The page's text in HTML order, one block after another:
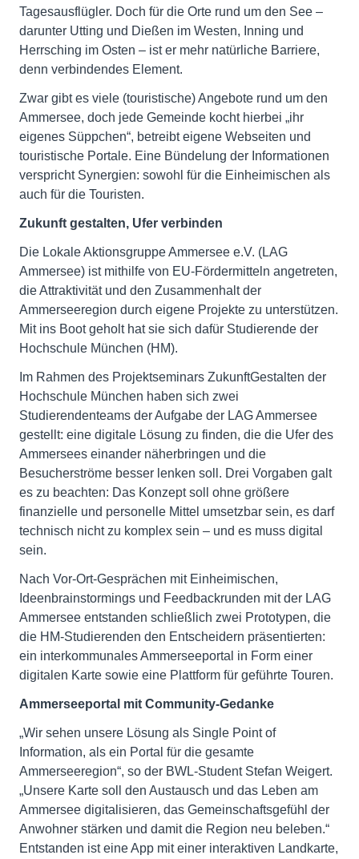
Tagesausflügler. Doch für die Orte rund um den See –
darunter Utting und Dießen im Westen, Inning und
Herrsching im Osten – ist er mehr natürliche Barriere,
denn verbindendes Element.
Zwar gibt es viele (touristische) Angebote rund um den
Ammersee, doch jede Gemeinde kocht hierbei „ihr
eigenes Süppchen“, betreibt eigene Webseiten und
touristische Portale. Eine Bündelung der Informationen
verspricht Synergien: sowohl für die Einheimischen als
auch für die Touristen.
Zukunft gestalten, Ufer verbinden
Die Lokale Aktionsgruppe Ammersee e.V. (LAG
Ammersee) ist mithilfe von EU-Fördermitteln angetreten,
die Attraktivität und den Zusammenhalt der
Ammerseeregion durch eigene Projekte zu unterstützen.
Mit ins Boot geholt hat sie sich dafür Studierende der
Hochschule München (HM).
Im Rahmen des Projektseminars ZukunftGestalten der
Hochschule München haben sich zwei
Studierendenteams der Aufgabe der LAG Ammersee
gestellt: eine digitale Lösung zu finden, die die Ufer des
Ammersees einander näherbringen und die
Besucherströme besser lenken soll. Drei Vorgaben galt
es zu beachten: Das Konzept soll ohne größere
finanzielle und personelle Mittel umsetzbar sein, es darf
technisch nicht zu komplex sein – und es muss digital
sein.
Nach Vor-Ort-Gesprächen mit Einheimischen,
Ideenbrainstormings und Feedbackrunden mit der LAG
Ammersee entstanden schließlich zwei Prototypen, die
die HM-Studierenden den Entscheidern präsentierten:
ein interkommunales Ammerseeportal in Form einer
digitalen Karte sowie eine Plattform für geführte Touren.
Ammerseeportal mit Community-Gedanke
„Wir sehen unsere Lösung als Single Point of
Information, als ein Portal für die gesamte
Ammerseeregion“, so der BWL-Student Stefan Weigert.
„Unsere Karte soll den Austausch und das Leben am
Ammersee digitalisieren, das Gemeinschaftsgefühl der
Anwohner stärken und damit die Region neu beleben.“
Entstanden ist eine App mit einer interaktiven Landkarte,